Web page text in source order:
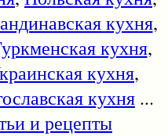
кухня,
кухня,
кухня,
кухня ...
и рецепты